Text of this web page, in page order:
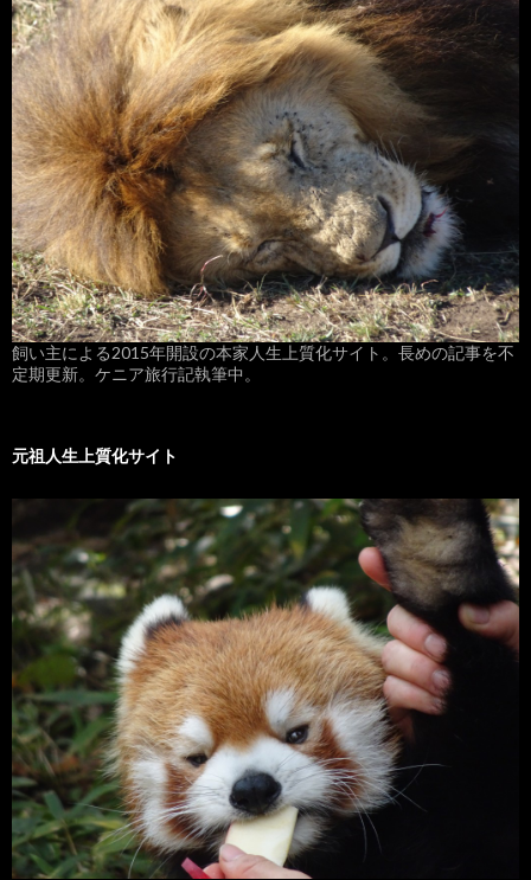
飼い主による2015年開設の本家人生上質化サイト。長めの記事を不
定期更新。ケニア旅行記執筆中。
元祖人生上質化サイト